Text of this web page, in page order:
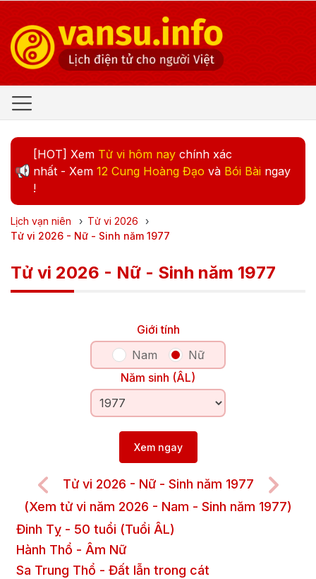
[HOT] Xem Tử vi hôm nay chính xác
nhất - Xem 12 Cung Hoàng Đạo và Bói Bài ngay
!
Lịch vạn niên › Tử vi 2026
›
Tử vi 2026 - Nữ - Sinh năm 1977
Tử vi 2026 - Nữ - Sinh năm 1977
Giới tính
Nam
Nữ
Năm sinh (ÂL)
Xem ngay
Tử vi 2026 - Nữ - Sinh năm 1977
(Xem tử vi năm 2026 - Nam - Sinh năm 1977)
Đinh Tỵ - 50 tuổi (Tuổi ÂL)
Hành Thổ - Âm Nữ
Sa Trung Thổ - Đất lẫn trong cát